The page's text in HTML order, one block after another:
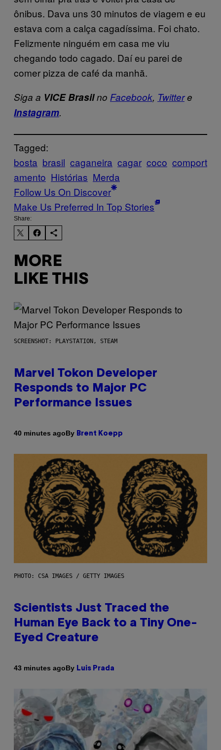
ônibus. Dava uns 30 minutos de viagem e eu
estava com a calça cagadíssima. Foi chato.
Felizmente ninguém em casa me viu
chegando todo cagado. Daí eu parei de
comer pizza de café da manhã.
Siga a VICE Brasilno Facebook, Twittere
Instagram.
Tagged:
bosta brasil caganeira cagar coco comport
amento Histórias Merda
Follow Us On Discover
Make Us Preferred In Top Stories
Share:
MORE
LIKE THIS
SCREENSHOT: PLAYSTATION, STEAM
Marvel Tokon Developer
Responds to Major PC
Performance Issues
40 minutes agoBy Brent Koepp
PHOTO: CSA IMAGES / GETTY IMAGES
Scientists Just Traced the
Human Eye Back to a Tiny One-
Eyed Creature
43 minutes agoBy Luis Prada